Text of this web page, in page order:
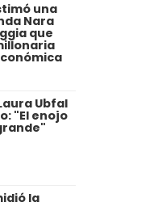
una
Nara
que
Ubfal
"El enojo
la